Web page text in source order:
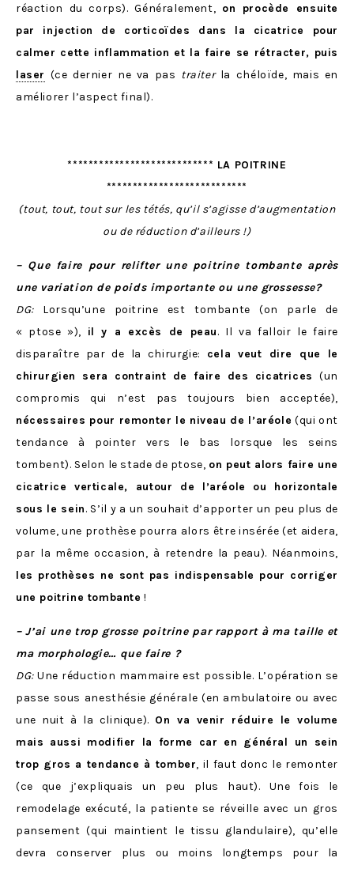
réaction du corps). Généralement, on procède ensuite
par injection de corticoïdes dans la cicatrice pour
calmer cette inflammation et la faire se rétracter, puis
laser (ce dernier ne va pas traiterla chéloïde, mais en
améliorer l’aspect final).
**************************** LA POITRINE
***************************
(tout, tout, tout sur les tétés, qu’il s’agisse d’augmentation
ou de réduction d’ailleurs !)
– Que faire pour relifter une poitrine tombante après
une variation de poids importante ou une grossesse?
DG:Lorsqu’une poitrine est tombante (on parle de
« ptose »), il y a excès de peau. Il va falloir le faire
disparaître par de la chirurgie: cela veut dire que le
chirurgien sera contraint de faire des cicatrices(un
compromis qui n’est pas toujours bien acceptée),
nécessaires pour remonter le niveau de l’aréole (qui ont
tendance à pointer vers le bas lorsque les seins
tombent). Selon le stade de ptose, on peut alors faire une
cicatrice verticale, autour de l’aréole ou horizontale
sous le sein. S’il y a un souhait d’apporter un peu plus de
volume, une prothèse pourra alors être insérée (et aidera,
par la même occasion, à retendre la peau). Néanmoins,
les prothèses ne sont pas indispensable pour corriger
une poitrine tombante !
– J’ai une trop grosse poitrine par rapport à ma taille et
ma morphologie… que faire ?
DG:Une réduction mammaire est possible. L’opération se
passe sous anesthésie générale (en ambulatoire ou avec
une nuit à la clinique). On va venir réduire le volume
mais aussi modifier la forme car en général un sein
trop gros a tendance à tomber, il faut donc le remonter
(ce que j’expliquais un peu plus haut). Une fois le
remodelage exécuté, la patiente se réveille avec un gros
pansement (qui maintient le tissu glandulaire), qu’elle
devra conserver plus ou moins longtemps pour la